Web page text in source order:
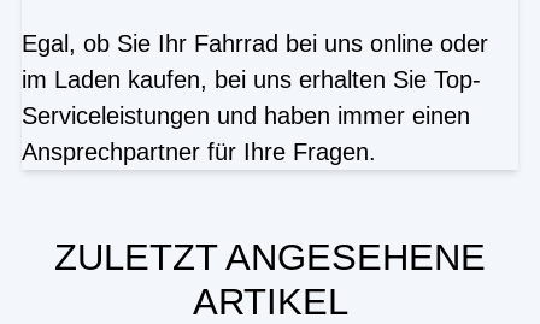
Egal, ob Sie Ihr Fahrrad bei uns online oder
im Laden kaufen, bei uns erhalten Sie Top-
Serviceleistungen und haben immer einen
Ansprechpartner für Ihre Fragen.
ZULETZT ANGESEHENE
ARTIKEL